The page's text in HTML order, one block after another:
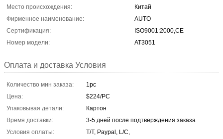
Место происхождения:
Китай
Фирменное наименование:
AUTO
Сертификация:
ISO9001:2000,CE
Номер модели:
AT3051
Оплата и доставка Условия
Количество мин заказа:
1pc
Цена:
$224/PC
Упаковывая детали:
Картон
Время доставки:
3-5 дней после подтверждения заказа
Условия оплаты:
T/T, Paypal, L/C,